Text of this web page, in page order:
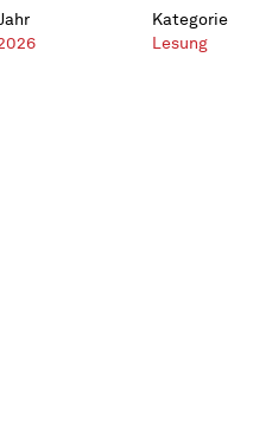
Kategorie
Lesung